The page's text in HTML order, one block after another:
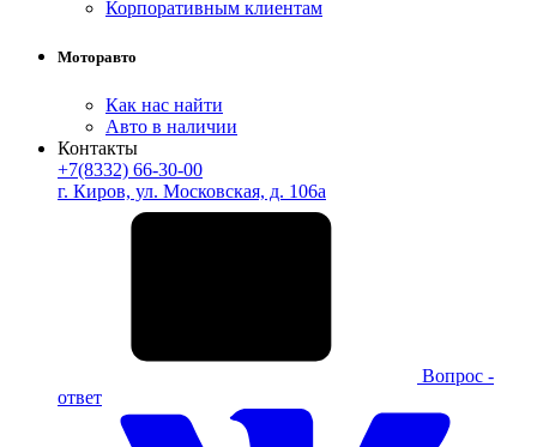
Корпоративным клиентам
Моторавто
Как нас найти
Авто в наличии
Контакты
+7(8332) 66-30-00
г. Киров, ул. Московская, д. 106а
Вопрос -
ответ